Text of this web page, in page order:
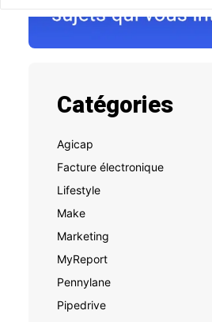
Catégories
Agicap
Facture électronique
Lifestyle
Make
Marketing
MyReport
Pennylane
Pipedrive